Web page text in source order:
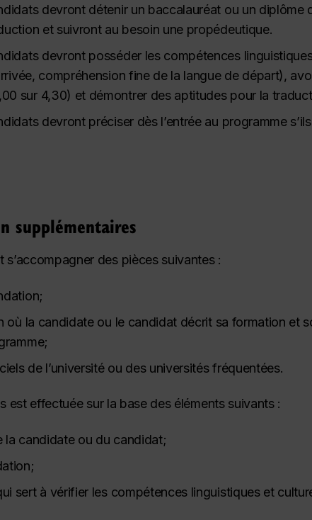
devront détenir un baccalauréat ou un diplôme
et suivront au besoin une propédeutique.
devront posséder les compétences
compréhension fine de la langue de départ),
sur 4,30) et démontrer des aptitudes pour la
devront préciser dès l’entrée au programme
supplémentaires
s’accompagner des pièces suivantes :
où la candidate ou le candidat décrit sa formation et
de l’université ou des universités fréquentées.
est effectuée sur la base des éléments suivants :
la candidate ou du candidat;
sert à vérifier les compétences linguistiques et